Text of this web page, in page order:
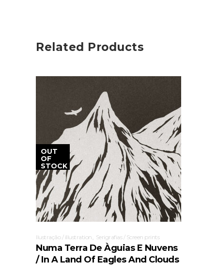
Related Products
OUT
OF
STOCK
Ilustração / illustration Serigrafias / Screen prints
Numa Terra De Àguias E Nuvens
/ In A Land Of Eagles And Clouds